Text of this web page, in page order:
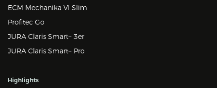
ECM Mechanika VI Slim
Profitec Go
JURA Claris Smart+ 3er
JURA Claris Smart+ Pro
Highlights